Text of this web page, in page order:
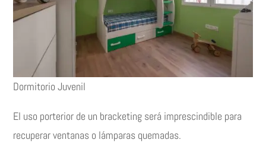
Dormitorio Juvenil
El uso porterior de un bracketing será imprescindible para
recuperar ventanas o lámparas quemadas.